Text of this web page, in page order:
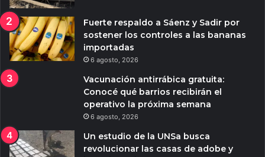
Fuerte respaldo a Sáenz y Sadir por
sostener los controles a las bananas
importadas
6 agosto, 2026
Vacunación antirrábica gratuita:
Conocé qué barrios recibirán el
operativo la próxima semana
6 agosto, 2026
Un estudio de la UNSa busca
revolucionar las casas de adobe y